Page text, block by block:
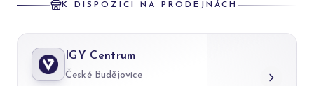
K DISPOZICI NA PRODEJNÁCH
IGY Centrum
České Budějovice